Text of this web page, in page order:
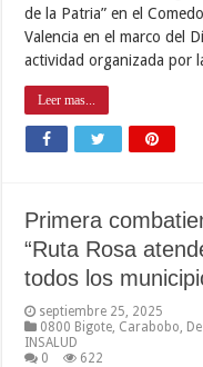
de la Patria” en el
Valencia en el marco del
actividad organizada por
Leer mas...
Primera
“Ruta Rosa
todos los
septiembre 25, 2025
0800 Bigote, Carabobo,
INSALUD
0
622